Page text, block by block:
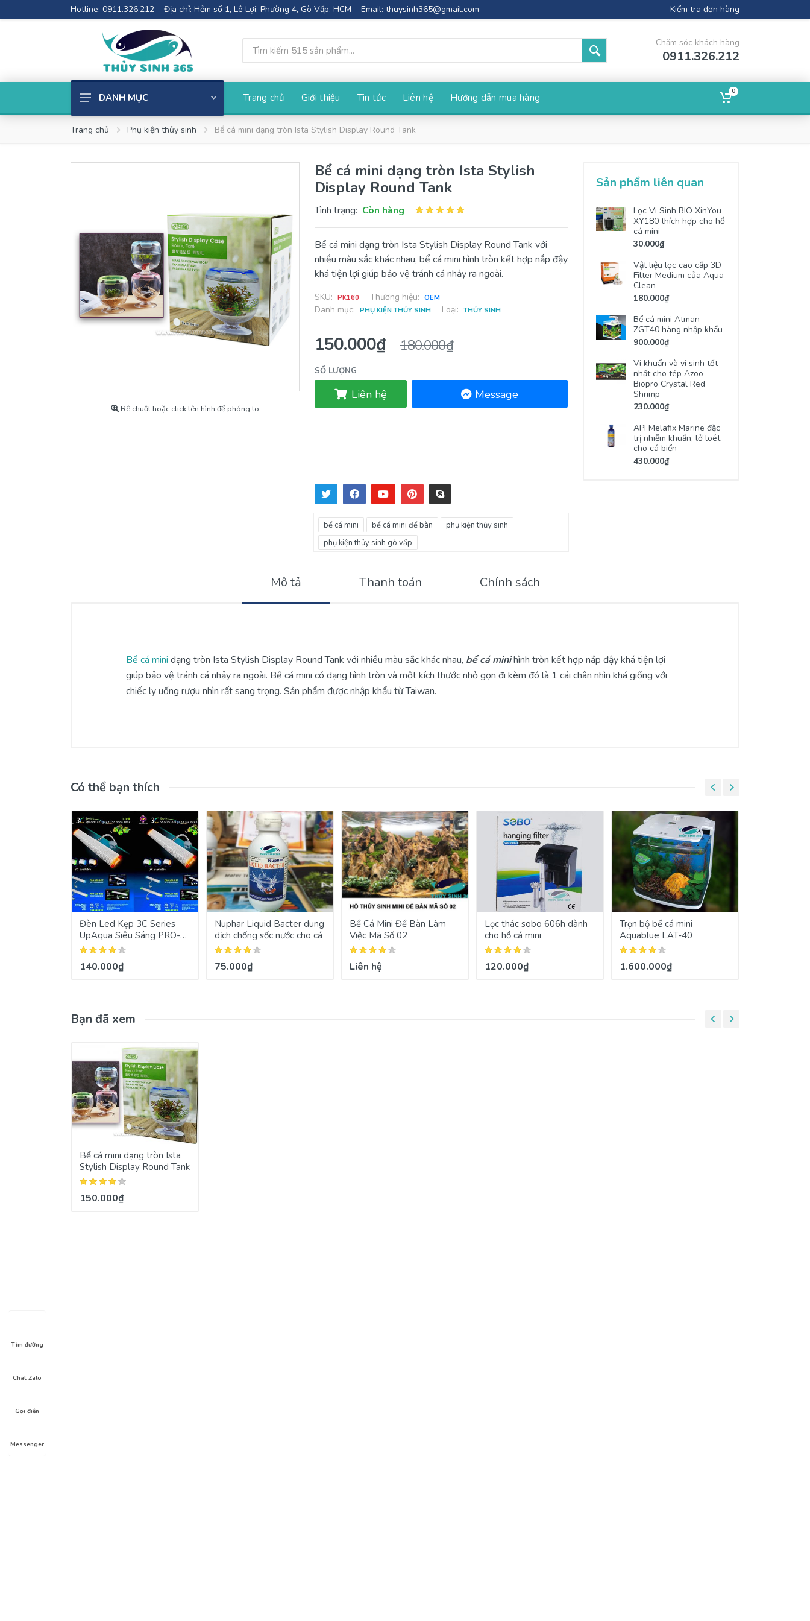
Hotline: 0911.326.212 Địa chỉ: Hẻm số 1, Lê Lợi, Phường 4, Gò Vấp, HCM Email: thuysinh365@gmail.com Kiểm tra đơn hàng
Chăm sóc khách hàng
0911.326.212
Cây thủy sinh
Phân nền thủy sinh
Cốt nền
Máy Bơm
Khoáng Cho Tép
Máy Sủi Oxy
Thuốc & Chế Phẩm
Tép Cảnh Và Cá Cảnh
DANH MỤC Trang chủ Giới thiệu Tin tức Liên hệ Hướng dẫn mua hàng
0
Trang chủ Phụ kiện thủy sinh Bể cá mini dạng tròn Ista Stylish Display Round Tank
Rê chuột hoặc click lên hình để phóng to
Bể cá mini dạng tròn Ista Stylish
Display Round Tank
Tình trạng: Còn hàng
Bể cá mini dạng tròn Ista Stylish Display Round Tank với
nhiều màu sắc khác nhau, bể cá mini hình tròn kết hợp nắp đậy
khá tiện lợi giúp bảo vệ tránh cá nhảy ra ngoài.
SKU: PK160 Thương hiệu: OEM
Danh mục: PHỤ KIỆN THỦY SINH Loại: THỦY SINH
150.000₫ 180.000₫
SỐ LƯỢNG
Liên hệ Message
bể cá mini bể cá mini để bàn
phụ kiện thủy sinh
phụ kiện thủy sinh gò vấp
Sản phẩm liên quan
Lọc Vi Sinh BIO XinYou
XY180 thích hợp cho hồ
cá mini
30.000₫
Vật liệu lọc cao cấp 3D
Filter Medium của Aqua
Clean
180.000₫
Bể cá mini Atman
ZGT40 hàng nhập khẩu
900.000₫
Vi khuẩn và vi sinh tốt
nhất cho tép Azoo
Biopro Crystal Red
Shrimp
230.000₫
API Melafix Marine đặc
trị nhiễm khuẩn, lở loét
cho cá biển
430.000₫
Mô tả Thanh toán Chính sách
Bể cá mini dạng tròn Ista Stylish Display Round Tank với nhiều màu sắc khác nhau, bể cá minihình tròn kết hợp nắp đậy khá tiện lợi
giúp bảo vệ tránh cá nhảy ra ngoài. Bể cá mini có dạng hình tròn và một kích thước nhỏ gọn đi kèm đó là 1 cái chân nhìn khá giống với
chiếc ly uống rượu nhìn rất sang trọng. Sản phẩm được nhập khẩu từ Taiwan.
Có thể bạn thích
Đèn Led Kẹp 3C Series
UpAqua Siêu Sáng PRO-
LED-N17
140.000₫
Nuphar Liquid Bacter dung
dịch chống sốc nước cho cá
75.000₫
Bể Cá Mini Để Bàn Làm
Việc Mã Số 02
Liên hệ
Lọc thác sobo 606h dành
cho hồ cá mini
120.000₫
Trọn bộ bể cá mini
Aquablue LAT-40
1.600.000₫
Bạn đã xem
Bể cá mini dạng tròn Ista
Stylish Display Round Tank
150.000₫
Tìm đường
Chat Zalo
Gọi điện
Messenger